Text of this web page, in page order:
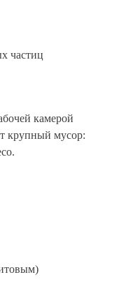
частиц
камерой
крупный мусор: